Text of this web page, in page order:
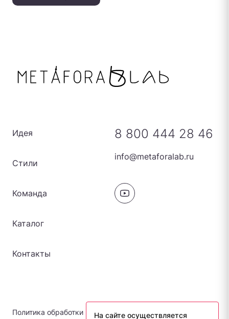
Политика обработки персональных данных
Идея
Стили
Команда
Каталог
Контакты
8 800 444 28 46
info@metaforalab.ru
На сайте осуществляется